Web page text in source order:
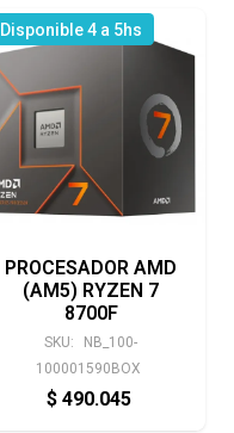
Disponible 4 a 5hs
PROCESADOR AMD
(AM5) RYZEN 7
8700F
SKU:
NB_100-
100001590BOX
$ 490.045